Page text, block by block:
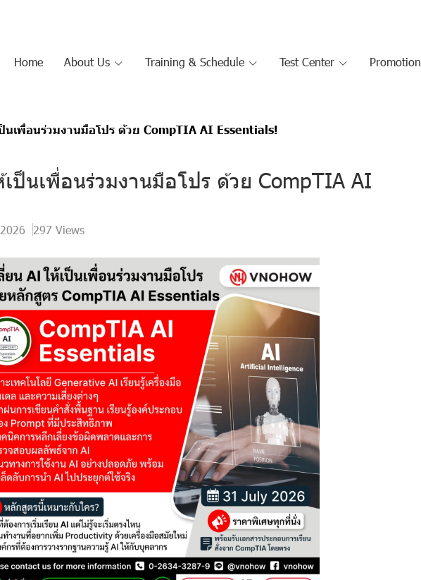
Home About Us Training & Schedule Test Center Promotion
นเพื่อนร่วมงานมือโปร ด้วย CompTIA AI Essentials!
ป็นเพื่อนร่วมงานมือโปร ด้วย CompTIA AI
297 Views